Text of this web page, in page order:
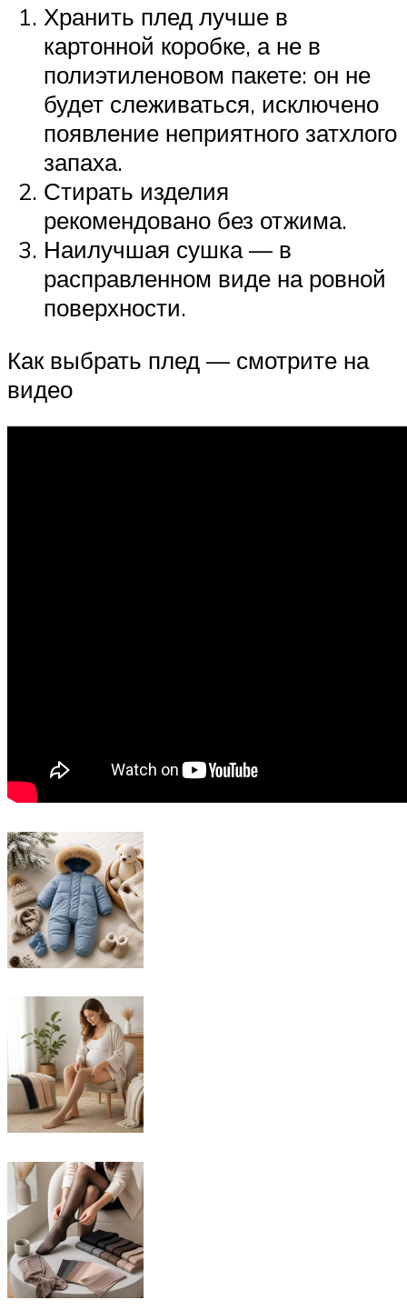
Хранить плед лучше в
картонной коробке, а не в
полиэтиленовом пакете: он не
будет слеживаться, исключено
появление неприятного затхлого
запаха.
Стирать изделия
рекомендовано без отжима.
Наилучшая сушка — в
расправленном виде на ровной
поверхности.
Как выбрать плед — смотрите на
видео